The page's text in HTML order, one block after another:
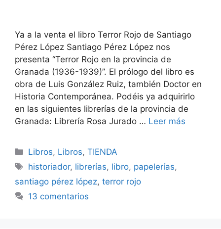
Ya a la venta el libro Terror Rojo de Santiago
Pérez López Santiago Pérez López nos
presenta “Terror Rojo en la provincia de
Granada (1936-1939)”. El prólogo del libro es
obra de Luis González Ruiz, también Doctor en
Historia Contemporánea. Podéis ya adquirirlo
en las siguientes librerías de la provincia de
Granada: Librería Rosa Jurado … Leer más
Categorías
Libros, Libros,TIENDA
Etiquetas
historiador, librerías, libro, papelerías,
santiago pérez lópez, terror rojo
13 comentarios